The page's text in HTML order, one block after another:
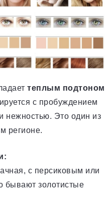
теплым подтоном
с пробуждением
нежностью. Это один из
регионе.
с персиковым или
бывают золотистые